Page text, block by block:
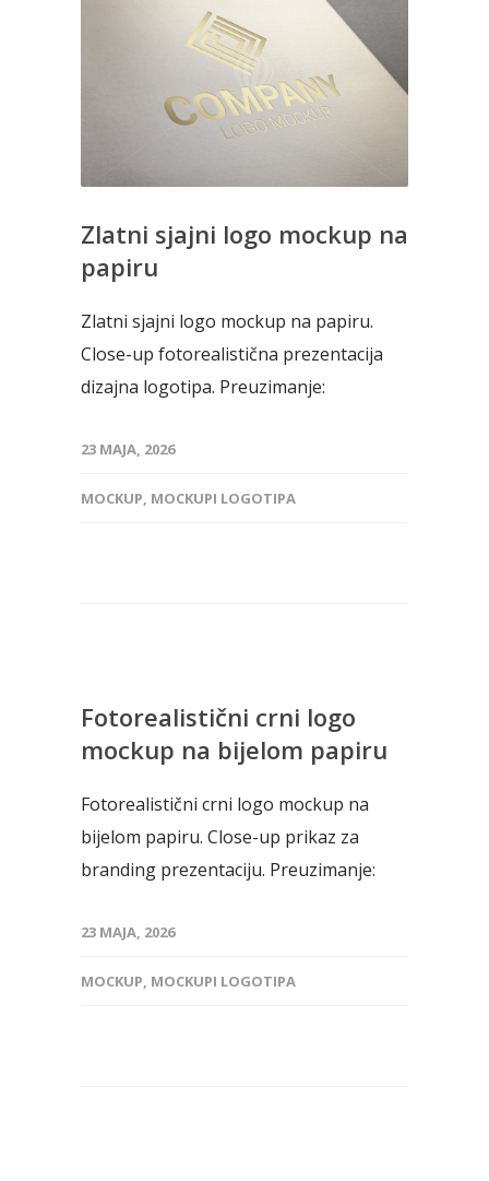
Zlatni sjajni logo mockup na
papiru
Zlatni sjajni logo mockup na papiru.
Close-up fotorealistična prezentacija
dizajna logotipa. Preuzimanje:
23 MAJA, 2026
MOCKUP, MOCKUPI LOGOTIPA
Fotorealistični crni logo
mockup na bijelom papiru
Fotorealistični crni logo mockup na
bijelom papiru. Close-up prikaz za
branding prezentaciju. Preuzimanje:
23 MAJA, 2026
MOCKUP, MOCKUPI LOGOTIPA